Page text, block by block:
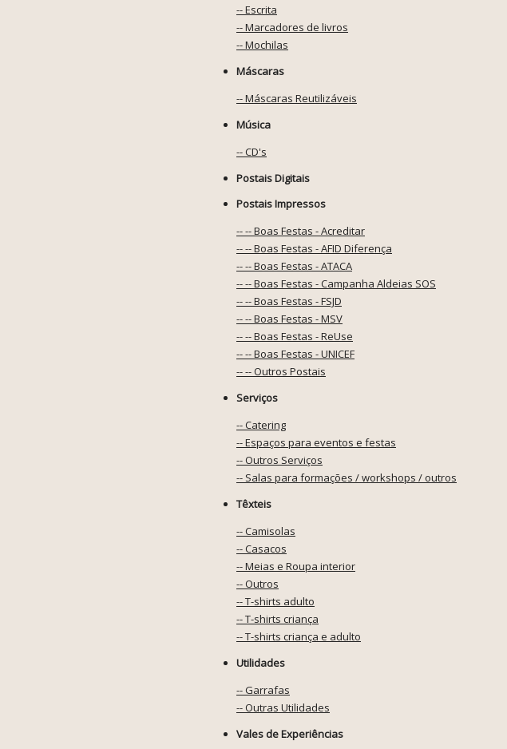
-- Escrita
-- Marcadores de livros
-- Mochilas
Máscaras
-- Máscaras Reutilizáveis
Música
-- CD's
Postais Digitais
Postais Impressos
-- -- Boas Festas - Acreditar
-- -- Boas Festas - AFID Diferença
-- -- Boas Festas - ATACA
-- -- Boas Festas - Campanha Aldeias SOS
-- -- Boas Festas - FSJD
-- -- Boas Festas - MSV
-- -- Boas Festas - ReUse
-- -- Boas Festas - UNICEF
-- -- Outros Postais
Serviços
-- Catering
-- Espaços para eventos e festas
-- Outros Serviços
-- Salas para formações / workshops / outros
Têxteis
-- Camisolas
-- Casacos
-- Meias e Roupa interior
-- Outros
-- T-shirts adulto
-- T-shirts criança
-- T-shirts criança e adulto
Utilidades
-- Garrafas
-- Outras Utilidades
Vales de Experiências